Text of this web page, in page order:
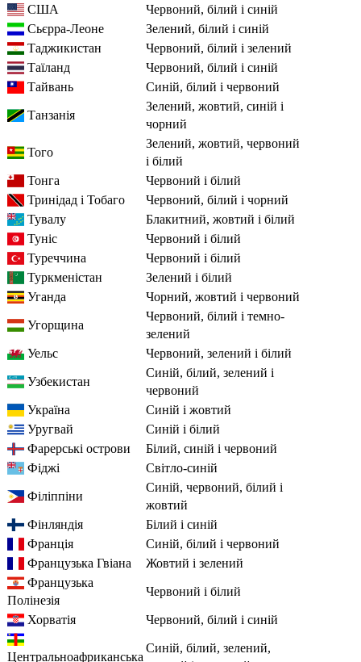
США
червоний, білий і синій
Сьєрра-Леоне
зелений, білий і синій
Таджикистан
червоний, білий і зелений
Таїланд
червоний, білий і синій
Тайвань
синій, білий і червоний
Танзанія
зелений, жовтий, синій і
чорний
Того
зелений, жовтий, червоний
і білий
Тонга
червоний і білий
Тринідад і Тобаго
червоний, білий і чорний
Тувалу
блакитний, жовтий і білий
Туніс
червоний і білий
Туреччина
червоний і білий
Туркменістан
зелений і білий
Уганда
чорний, жовтий і червоний
Угорщина
червоний, білий і темно-
зелений
Уельс
червоний, зелений і білий
Узбекистан
синій, білий, зелений і
червоний
Україна
синій і жовтий
Уругвай
синій і білий
Фарерські острови
білий, синій і червоний
Фіджі
світло-синій
Філіппіни
синій, червоний, білий і
жовтий
Фінляндія
білий і синій
Франція
синій, білий і червоний
Французька Гвіана
жовтий і зелений
Французька
Полінезія
червоний і білий
Хорватія червоний, білий і синій
Центральноафриканська
синій, білий, зелений,